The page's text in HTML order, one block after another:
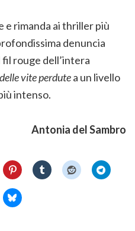
e rimanda ai thriller più
denuncia
rouge dell’intera
vite perdutea un livello
intenso.
Antonia del Sambro